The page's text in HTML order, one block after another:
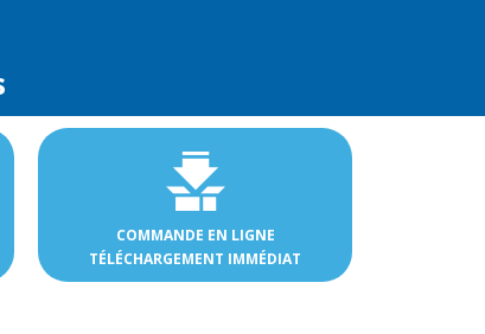
COMMANDE EN LIGNE
TÉLÉCHARGEMENT IMMÉDIAT